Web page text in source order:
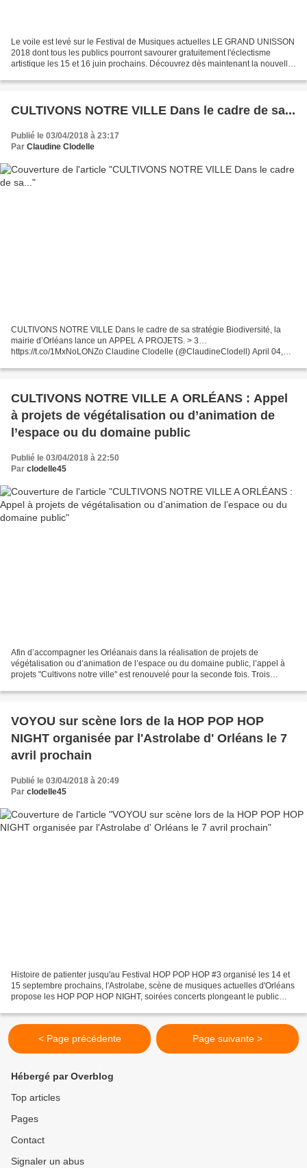
Le voile est levé sur le Festival de Musiques actuelles LE GRAND UNISSON
2018 dont tous les publics pourront savourer gratuitement l'éclectisme
artistique les 15 et 16 juin prochains. Découvrez dès maintenant la nouvelle
CULTIVONS NOTRE VILLE Dans le cadre de sa...
Publié le 03/04/2018 à 23:17
Par Claudine Clodelle
CULTIVONS NOTRE VILLE Dans le cadre de sa stratégie Biodiversité, la
mairie d’Orléans lance un APPEL A PROJETS. > 3…
https://t.co/1MxNoLONZo Claudine Clodelle (@ClaudineClodell) April 04,
Biodiversité,...
CULTIVONS NOTRE VILLE A ORLÉANS : Appel
à projets de végétalisation ou d’animation de
l’espace ou du domaine public
Publié le 03/04/2018 à 22:50
Par clodelle45
Afin d’accompagner les Orléanais dans la réalisation de projets de
végétalisation ou d’animation de l’espace ou du domaine public, l’appel à
projets "Cultivons notre ville" est renouvelé pour la seconde fois. Trois
VOYOU sur scène lors de la HOP POP HOP
NIGHT organisée par l'Astrolabe d' Orléans le 7
avril prochain
Publié le 03/04/2018 à 20:49
Par clodelle45
Histoire de patienter jusqu'au Festival HOP POP HOP #3 organisé les 14 et
15 septembre prochains, l'Astrolabe, scène de musiques actuelles d'Orléans
propose les HOP POP HOP NIGHT, soirées concerts plongeant le public
< Page précédente Page suivante >
Hébergé par Overblog
Top articles
Pages
Contact
Signaler un abus